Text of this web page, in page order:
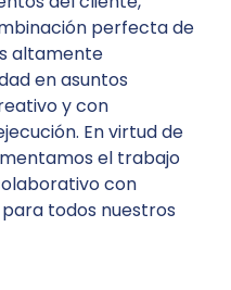
perfecta de
altamente
en asuntos
y con
En virtud de
el trabajo
con
todos nuestros